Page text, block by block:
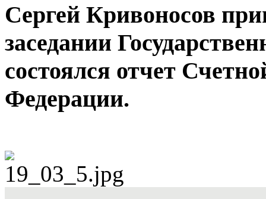
Сергей Кривоносов
заседании
состоялся отчет
Федерации.